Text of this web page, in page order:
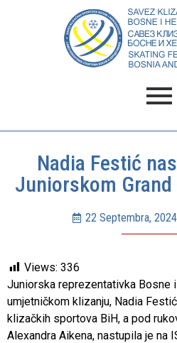
Nadia Festić
Juniorskom
22 Septembra, 2024
Views: 336
Juniorska reprezentativka Bosne
umjetničkom klizanju, Nadia
klizačkih sportova BiH, a pod
Alexandra Aikena, nastupila je na